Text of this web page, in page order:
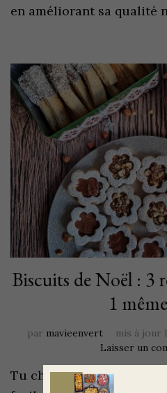
en améliorant sa qualité
Biscuits de Noël : 3
1
par mavieenvert mis à jour
Laisser un
Tu cherches des